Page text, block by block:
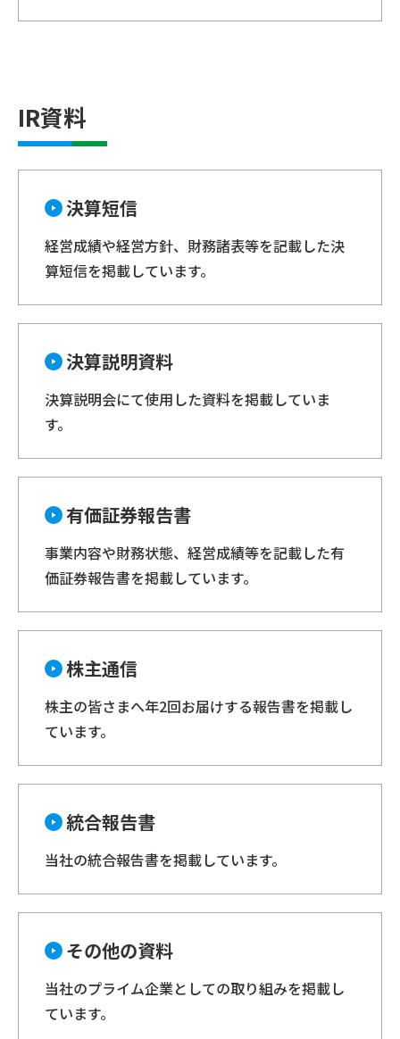
IR資料
決算短信
経営成績や経営方針、財務諸表等を記載した決
算短信を掲載しています。
決算説明資料
決算説明会にて使用した資料を掲載していま
す。
有価証券報告書
事業内容や財務状態、経営成績等を記載した有
価証券報告書を掲載しています。
株主通信
株主の皆さまへ年2回お届けする報告書を掲載し
ています。
統合報告書
当社の統合報告書を掲載しています。
その他の資料
当社のプライム企業としての取り組みを掲載し
ています。